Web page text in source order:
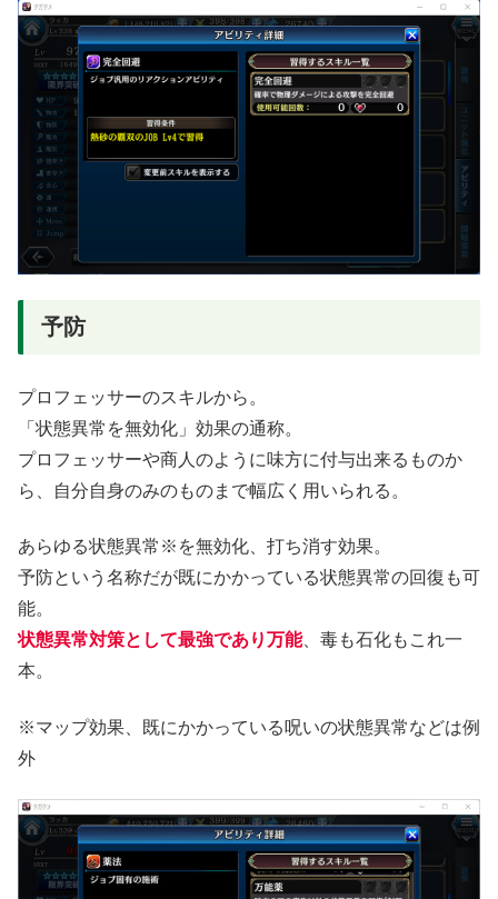
予防
プロフェッサーのスキルから。
「状態異常を無効化」効果の通称。
プロフェッサーや商人のように味方に付与出来るものか
ら、自分自身のみのものまで幅広く用いられる。
あらゆる状態異常※を無効化、打ち消す効果。
予防という名称だが既にかかっている状態異常の回復も可
能。
状態異常対策として最強であり万能、毒も石化もこれ一
本。
※マップ効果、既にかかっている呪いの状態異常などは例
外